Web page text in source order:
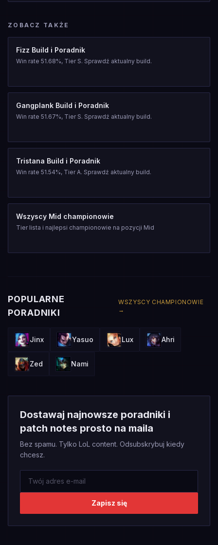
ZOBACZ TAKŻE
Fizz Build i Poradnik
Win rate 51.68%, Tier S. Sprawdź aktualny build.
Gangplank Build i Poradnik
Win rate 51.67%, Tier S. Sprawdź aktualny build.
Tristana Build i Poradnik
Win rate 51.54%, Tier A. Sprawdź aktualny build.
Wszyscy Mid championowie
Tier lista i najlepsi championowie na pozycji Mid
POPULARNE
PORADNIKI
WSZYSCY CHAMPIONOWIE
→
Jinx Yasuo Lux Ahri
Zed Nami
Dostawaj najnowsze poradniki i
patch notes prosto na maila
Bez spamu. Tylko LoL content. Odsubskrybuj kiedy
chcesz.
Zapisz się